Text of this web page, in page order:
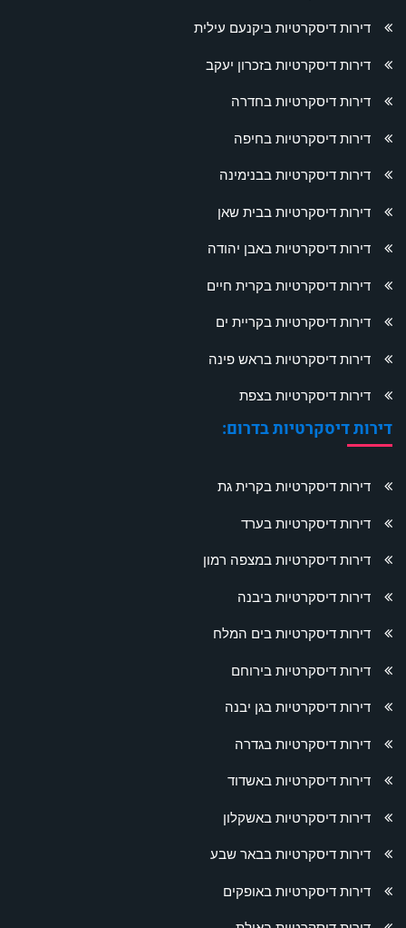
דירות דיסקרטיות ביקנעם עילית
דירות דיסקרטיות בזכרון יעקב
דירות דיסקרטיות בחדרה
דירות דיסקרטיות בחיפה
דירות דיסקרטיות בבנימינה
דירות דיסקרטיות בבית שאן
דירות דיסקרטיות באבן יהודה
דירות דיסקרטיות בקרית חיים
דירות דיסקרטיות בקריית ים
דירות דיסקרטיות בראש פינה
דירות דיסקרטיות בצפת
דירות דיסקרטיות בדרום:
דירות דיסקרטיות בקרית גת
דירות דיסקרטיות בערד
דירות דיסקרטיות במצפה רמון
דירות דיסקרטיות ביבנה
דירות דיסקרטיות בים המלח
דירות דיסקרטיות בירוחם
דירות דיסקרטיות בגן יבנה
דירות דיסקרטיות בגדרה
דירות דיסקרטיות באשדוד
דירות דיסקרטיות באשקלון
דירות דיסקרטיות בבאר שבע
דירות דיסקרטיות באופקים